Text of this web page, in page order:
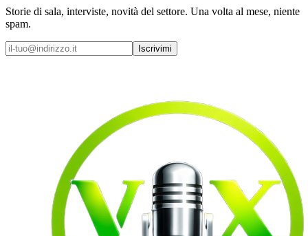
Storie di sala, interviste, novità del settore. Una volta al mese, niente
spam.
Iscrivimi